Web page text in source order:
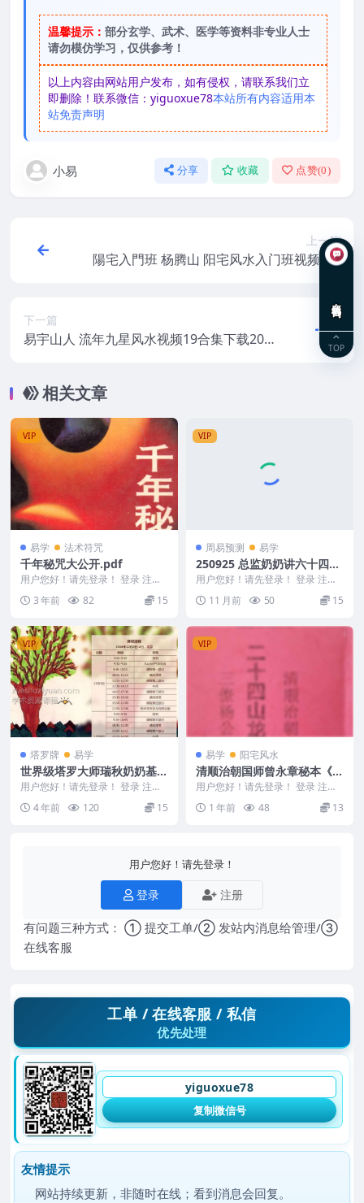
温馨提示： 部分玄学、武术、医学等资料非专业人士
请勿模仿学习，仅供参考！
以上内容由网站用户发布，如有侵权，请联系我们立
即删除！联系微信：yiguoxue78本站所有内容适用本
站免责声明
小易 分享 收藏 点赞(0)
上一篇
陽宅入門班 杨腾山 阳宅风水入门班视频7集
下一篇
易宇山人 流年九星风水视频19合集下载202
相关文章
VIP
易学 法术符咒
千年秘咒大公开.pdf
用户您好！请先登录！ 登录 注册
3 年前 82 15
VIP
周易预测 易学
250925 总监奶奶讲六十四卦
视频90节Y
用户您好！请先登录！ 登录 注册
总监奶奶讲六十四卦视频90节Y 25
0925 ...
11 月前 50 15
VIP
塔罗牌 易学
世界级塔罗大师瑞秋奶奶基础
课
用户您好！请先登录！ 登录 注册
世界级塔罗大师瑞秋奶奶基础课
编号：2527D...
4 年前 120 15
VIP
易学 阳宅风水
清顺治朝国师曾永章秘本《杨
公三僚二十四山龙水真经秘
本》132页Y
用户您好！请先登录！ 登录 注册
清顺治朝国师曾永章秘本《杨公三
僚二十四山龙水真...
1 年前 48 13
用户您好！请先登录！
登录 注册
有问题三种方式： ① 提交工单/② 发站内消息给管理/③
在线客服
工单 / 在线客服 / 私信
优先处理
yiguoxue78
复制微信号
友情提示
网站持续更新，非随时在线；看到消息会回复。
TOP